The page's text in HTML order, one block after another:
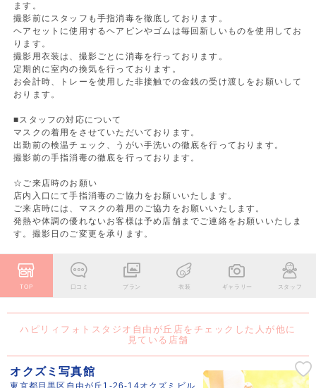
ます。
撮影前にスタッフも手指消毒を徹底しております。
ヘアセットに使用するヘアピンやゴムは毎回新しいものを使用してお
ります。
撮影用衣装は、撮影ごとに消毒を行っております。
定期的に室内の換気を行っております。
お会計時、トレーを使用した非接触での金銭の受け渡しをお願いして
おります。
■スタッフの対応について
マスクの着用をさせていただいております。
出勤前の検温チェック、うがい手洗いの徹底を行っております。
撮影前の手指消毒の徹底を行っております。
☆ご来店時のお願い
店内入口にて手指消毒のご協力をお願いいたします。
ご来店時には、マスクの着用のご協力をお願いいたします。
発熱や体調の優れないお客様は予め店舗までご連絡をお願いいたしま
す。撮影日のご変更を承ります。
TOP 口コミ プラン 衣装 ギャラリー スタッフ
ハピリィフォトスタジオ自由が丘店をチェックした人が他に
見ている店舗
オクズミ写真館
東京都目黒区自由が丘1-26-14オクズミビル